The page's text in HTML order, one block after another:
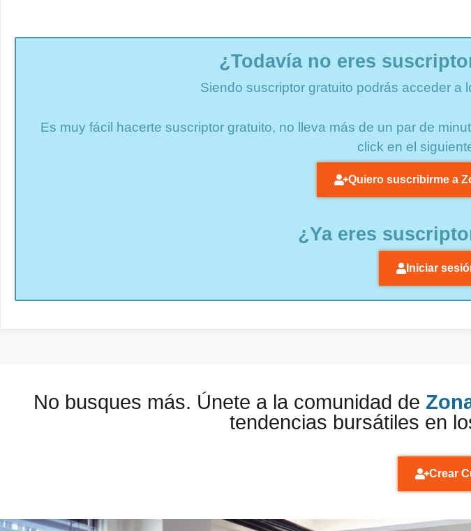
¿Todavía no eres
Siendo suscriptor gratuito podrás acceder a
Es muy fácil hacerte suscriptor gratuito, no lleva más de un par de
click en el
Quiero suscribirme a
¿Ya eres
Iniciar
No busques más. Únete a la comunidad de
tendencias bursátiles en
Crear